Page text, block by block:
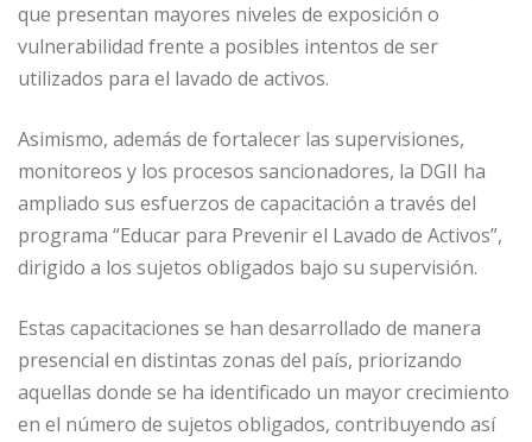
que presentan mayores niveles de exposición o
vulnerabilidad frente a posibles intentos de ser
utilizados para el lavado de activos.
Asimismo, además de fortalecer las supervisiones,
monitoreos y los procesos sancionadores, la DGII ha
ampliado sus esfuerzos de capacitación a través del
programa “Educar para Prevenir el Lavado de Activos”,
dirigido a los sujetos obligados bajo su supervisión.
Estas capacitaciones se han desarrollado de manera
presencial en distintas zonas del país, priorizando
aquellas donde se ha identificado un mayor crecimiento
en el número de sujetos obligados, contribuyendo así